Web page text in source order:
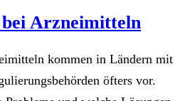
Arzneimitteln
kommen in Ländern mit
öfters vor.